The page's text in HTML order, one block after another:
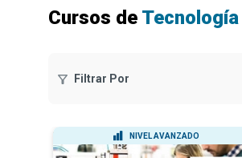
dispositivos de ...
Leer más
Cursos de Tecnología
Filtrar Por
NIVEL AVANZADO